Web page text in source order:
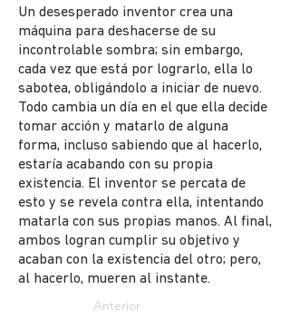
Un desesperado inventor crea una
máquina para deshacerse de su
incontrolable sombra; sin embargo,
cada vez que está por lograrlo, ella lo
sabotea, obligándolo a iniciar de nuevo.
Todo cambia un día en el que ella decide
tomar acción y matarlo de alguna
forma, incluso sabiendo que al hacerlo,
estaría acabando con su propia
existencia. El inventor se percata de
esto y se revela contra ella, intentando
matarla con sus propias manos. Al final,
ambos logran cumplir su objetivo y
acaban con la existencia del otro; pero,
al hacerlo, mueren al instante.
Anterior